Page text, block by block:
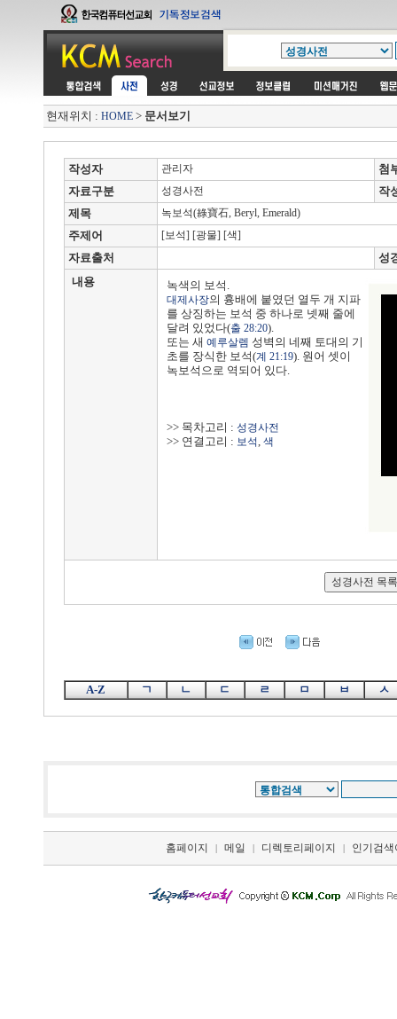
현재위치 : HOME > 문서보기
작성자 관리자
첨
자료구분
성경사전
작
제목
녹보석(綠寶石, Beryl, Emerald)
주제어 [보석] [광물] [색]
자료출처
성
내용
녹색의 보석.
대제사장의 흉배에 붙였던 열두 개 지파
를 상징하는 보석 중 하나로 넷째 줄에
달려 있었다(출 28:20).
또는 새 예루살렘 성벽의 네째 토대의 기
초를 장식한 보석(계 21:19). 원어 셋이
녹보석으로 역되어 있다.
>> 목차고리 : 성경사전
>> 연결고리 : 보석, 색
A-Z ㄱ ㄴ ㄷ ㄹ ㅁ ㅂ ㅅ
홈페이지 | 메일 | 디렉토리페이지 | 인기검색